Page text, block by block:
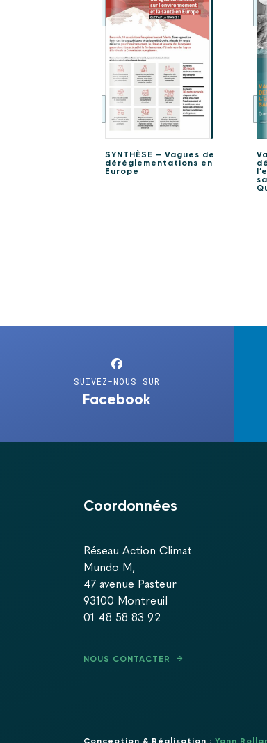
SYNTHÈSE – Vagues de
déréglementations en
Europe
SUIVEZ-NOUS SUR
Facebook
Coordonnées
Réseau Action Climat
Mundo M,
47 avenue Pasteur
93100 Montreuil
01 48 58 83 92
NOUS CONTACTER
Conception & Réalisation : Yann